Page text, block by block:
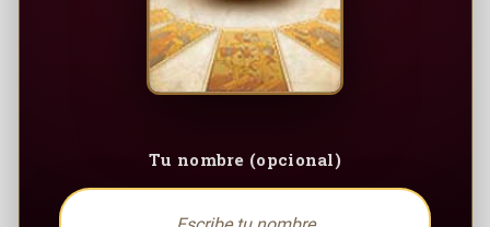
Tu nombre (opcional)